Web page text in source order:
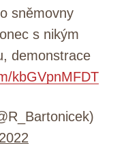
sněmovny
s nikým
demonstrace
kbGVpnMFDT